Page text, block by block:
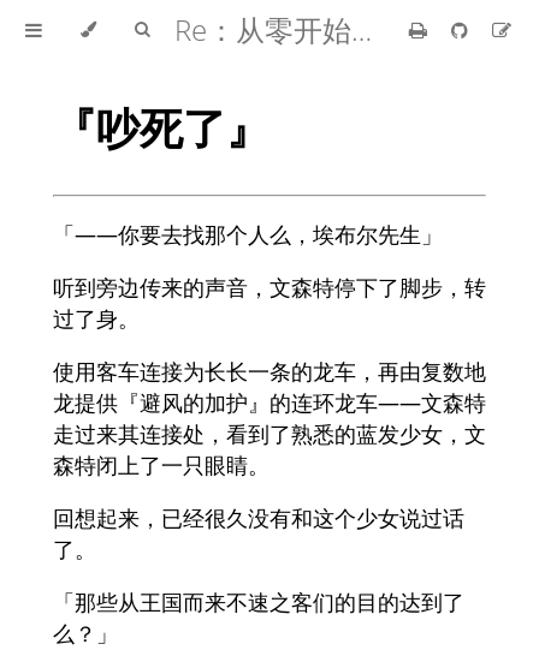
Re：从零开始的异世界生活
『吵死了』
「――你要去找那个人么，埃布尔先生」
听到旁边传来的声音，文森特停下了脚步，转
过了身。
使用客车连接为长长一条的龙车，再由复数地
龙提供『避风的加护』的连环龙车——文森特
走过来其连接处，看到了熟悉的蓝发少女，文
森特闭上了一只眼睛。
回想起来，已经很久没有和这个少女说过话
了。
「那些从王国而来不速之客们的目的达到了
么？」